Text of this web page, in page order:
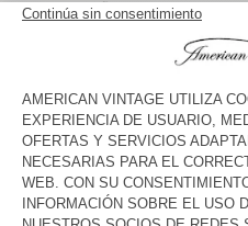
CAMISETA NIÑOS FIZVALLEY
€ 40
CAMISETA NIÑOS GIXY
€ 55